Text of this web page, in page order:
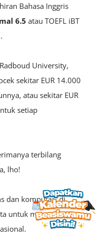
Bahasa Inggris
6.5 atau TOEFL iBT
University,
sekitar EUR 14.000
atau sekitar EUR
setiap
terbilang
lho!
dan komputasi di
untuk menerima